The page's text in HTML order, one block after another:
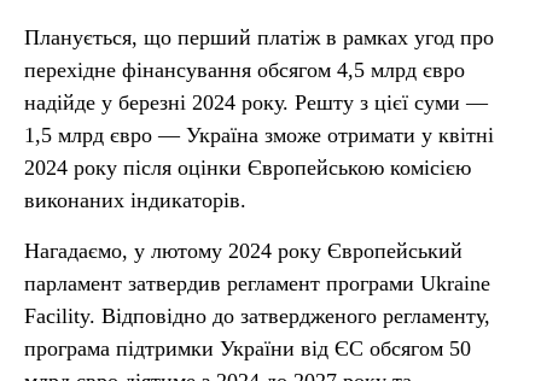
Планується, що перший платіж в рамках угод про
перехідне фінансування обсягом 4,5 млрд євро
надійде у березні 2024 року. Решту з цієї суми —
1,5 млрд євро — Україна зможе отримати у квітні
2024 року після оцінки Європейською комісією
виконаних індикаторів.
Нагадаємо, у лютому 2024 року Європейський
парламент затвердив регламент програми Ukraine
Facility. Відповідно до затвердженого регламенту,
програма підтримки України від ЄС обсягом 50